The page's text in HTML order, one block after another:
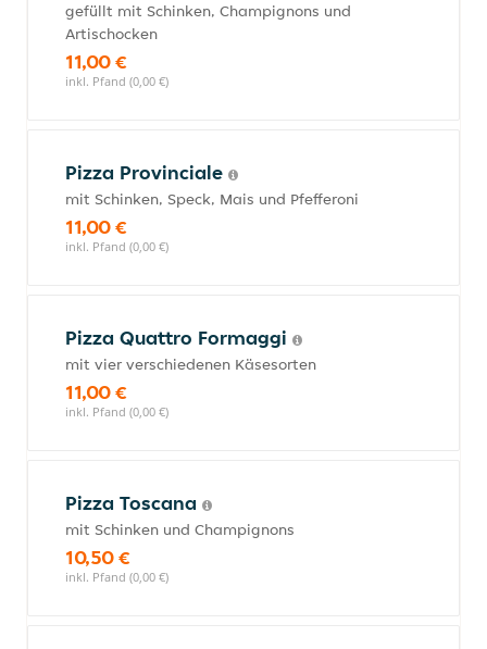
gefüllt mit Schinken, Champignons und
Artischocken
11,00 €
inkl. Pfand (0,00 €)
Pizza Provinciale
mit Schinken, Speck, Mais und Pfefferoni
11,00 €
inkl. Pfand (0,00 €)
Pizza Quattro Formaggi
mit vier verschiedenen Käsesorten
11,00 €
inkl. Pfand (0,00 €)
Pizza Toscana
mit Schinken und Champignons
10,50 €
inkl. Pfand (0,00 €)